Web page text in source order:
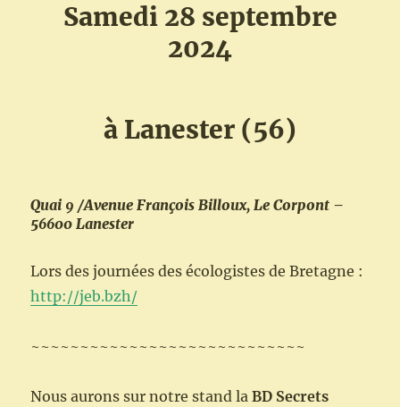
Samedi 28 septembre
2024
à Lanester (56)
Quai 9 /Avenue François Billoux, Le Corpont –
56600 Lanester
Lors des journées des écologistes de Bretagne :
http://jeb.bzh/
~~~~~~~~~~~~~~~~~~~~~~~~~~~~
Nous aurons sur notre stand laBD Secrets